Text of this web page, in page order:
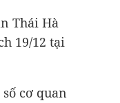
Thái Hà
19/12 tại
cơ quan